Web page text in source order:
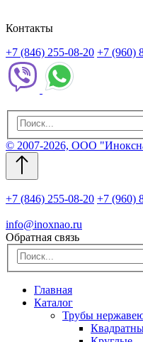
Контакты
+7 (846) 255-08-20 +7 (960)
© 2007-2026, ООО
+7 (846) 255-08-20 +7 (960)
info@inoxnao.ru
Обратная связь
Главная
Каталог
Трубы